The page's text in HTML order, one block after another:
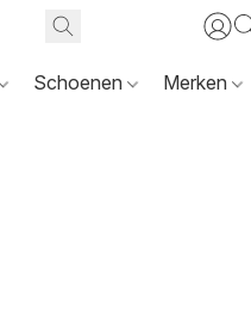
Schoenen Merken